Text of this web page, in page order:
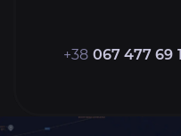
+38 067 477 69